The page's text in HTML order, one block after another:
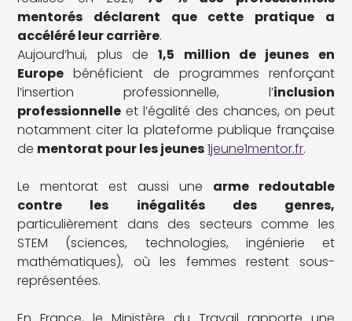
mentorés déclarent que cette pratique a
accéléré leur carrière.
Aujourd’hui, plus de1,5 million de jeunes en
Europe bénéficient de programmes renforçant
l’insertion professionnelle, l’inclusion
professionnelle et l’égalité des chances, on peut
notamment citer la plateforme publique française
de mentorat pour les jeunes1jeune1mentor.fr.
Le mentorat est aussi une arme redoutable
contre les inégalités des genres,
particulièrement dans des secteurs comme les
STEM (sciences, technologies, ingénierie et
mathématiques), où les femmes restent sous-
représentées.